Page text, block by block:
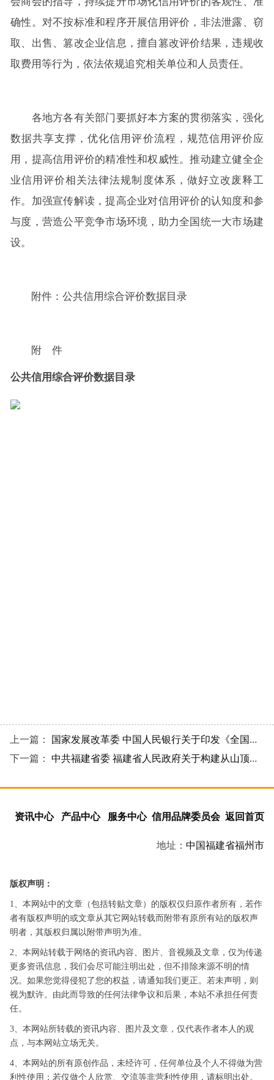
确性。对不按标准和程序开展信用评价，非法泄露、窃
取、出售、篡改企业信息，擅自篡改评价结果，违规收
取费用等行为，依法依规追究相关单位和人员责任。
各地方各有关部门要抓好本方案的贯彻落实，强化
数据共享支撑，优化信用评价流程，规范信用评价应
用，提高信用评价的精准性和权威性。推动建立健全企
业信用评价相关法律法规制度体系，做好立改废释工
作。加强宣传解读，提高企业对信用评价的认知度和参
与度，营造公平竞争市场环境，助力全国统一大市场建
设。
附件：公共信用综合评价数据目录
附 件
公共信用综合评价数据目录
上一篇： 国家发展改革委 中国人民银行关于印发《全国公共信用信息基础目录（2026年版）》和《全国失信惩戒措施基础清单（2026年版）》的通知
下一篇： 中共福建省委 福建省人民政府关于构建从山顶到海洋的保护治理大格局的意见
资讯中心 产品中心 服务中心 信用品牌委员会 返回首页
地址： 中国福建省福州市
版权声明：
1、本网站中的文章（包括转贴文章）的版权仅归原作者所有，若作
者有版权声明的或文章从其它网站转载而附带有原所有站的版权声
明者，其版权归属以附带声明为准。
2、本网站转载于网络的资讯内容、图片、音视频及文章，仅为传递
更多资讯信息，我们会尽可能注明出处，但不排除来源不明的情
况。如果您觉得侵犯了您的权益，请通知我们更正。若未声明，则
视为默许。由此而导致的任何法律争议和后果，本站不承担任何责
任。
3、本网站所转载的资讯内容、图片及文章，仅代表作者本人的观
点，与本网站立场无关。
4、本网站的所有原创作品，未经许可，任何单位及个人不得做为营
利性使用；若仅做个人欣赏、交流等非营利性使用，请标明出处。